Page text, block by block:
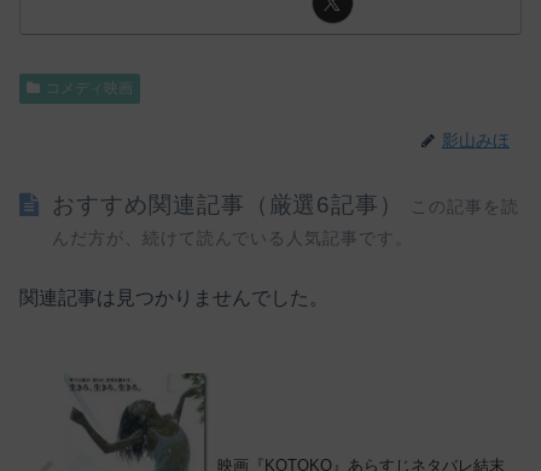
コメディ映画
影山みほ
おすすめ関連記事（厳選6記事）
この記事を読
んだ方が、続けて読んでいる人気記事です。
関連記事は見つかりませんでした。
映画『KOTOKO』あらすじネタバレ結末